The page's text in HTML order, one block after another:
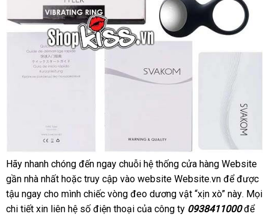
Vòng
rung
cao
cấp
Hãy nhanh chóng đến ngay chuỗi hệ thống cửa hàng Website
gần nhà nhất bảo
hành
hoặc truy cập vào website Website.vn bảng
giá
đểchợ
được
tậu ngay cho mình chiếc vòng đeo dương vật “xịn xò” này. Mọi
chi tiết xin liên hệ số điện thoại giá
của công ty 0938411000 cao
để